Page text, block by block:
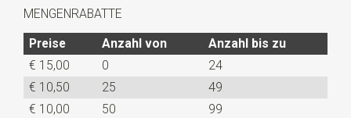
MENGENRABATTE
Preise
Anzahl von
Anzahl bis zu
€ 15,00
0
24
€ 10,50
25
49
€ 10,00
50
99